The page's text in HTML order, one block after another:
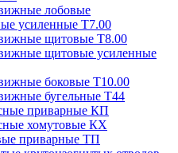
лобовые
усиленные Т7.00
щитовые Т8.00
щитовые усиленные
боковые Т10.00
бугельные Т44
приварные КП
хомутовые КХ
приварные ТП